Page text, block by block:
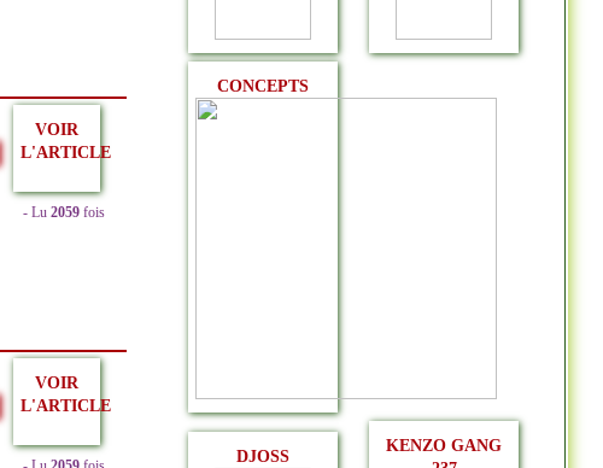
VOIR
L'ARTICLE
- Lu 2059 fois
VOIR
L'ARTICLE
CONCEPTS
DJOSS
KENZO GANG